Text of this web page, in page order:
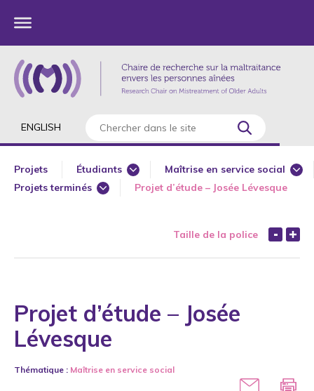
ENGLISH
Projets
Étudiants
Constitutifs - À même les fonds de la Chaire
Maîtrise en service social
Chercheur principal
Doctorat en gérontologie
Projets terminés
Projet d’étude – Josée Lévesque
Taille de la police
Projet d’étude – Josée
Lévesque
Thématique : Maîtrise en service social